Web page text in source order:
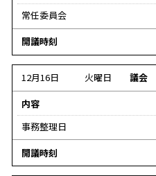
常任委員会
開議時刻
ー
な
12月16日 火曜日 議会
内容
事務整理日
開議時刻
ー